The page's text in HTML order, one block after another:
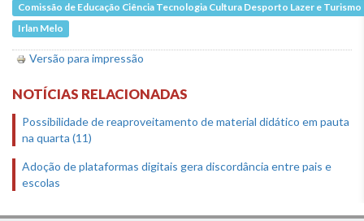
Comissão de Educação Ciência Tecnologia Cultura Desporto Lazer e Turismo
Irlan Melo
Versão para impressão
NOTÍCIAS RELACIONADAS
Possibilidade de reaproveitamento de material didático em pauta
na quarta (11)
Adoção de plataformas digitais gera discordância entre pais e
escolas